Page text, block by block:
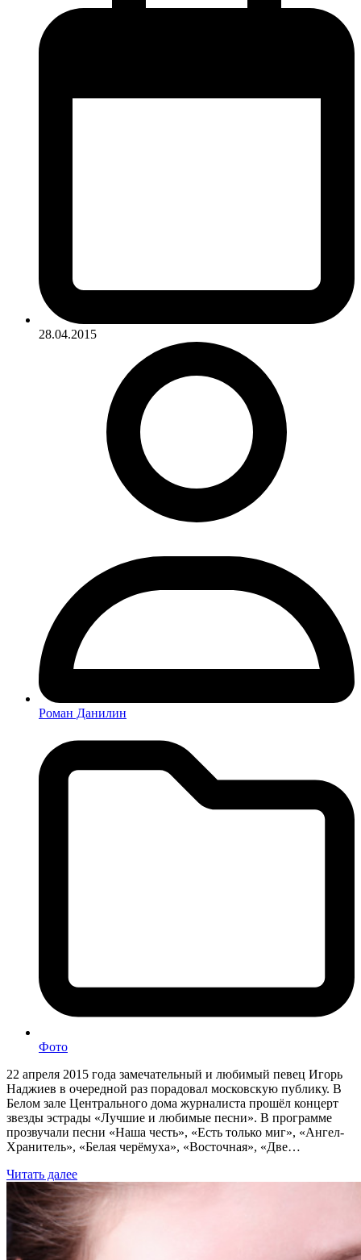
28.04.2015
Роман Данилин
Фото
22 апреля 2015 года замечательный и любимый певец Игорь
Наджиев в очередной раз порадовал московскую публику. В
Белом зале Центрального дома журналиста прошёл концерт
звезды эстрады «Лучшие и любимые песни». В программе
прозвучали песни «Наша честь», «Есть только миг», «Ангел-
Хранитель», «Белая черёмуха», «Восточная», «Две…
Читать далее